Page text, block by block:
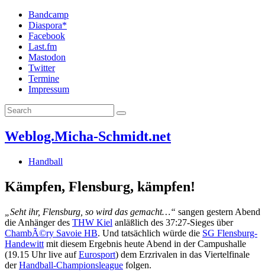
Bandcamp
Diaspora*
Facebook
Last.fm
Mastodon
Twitter
Termine
Impressum
Weblog.Micha-Schmidt.net
Handball
Kämpfen, Flensburg, kämpfen!
„Seht ihr, Flensburg, so wird das gemacht…“ sangen gestern Abend
die Anhänger des THW Kiel anläßlich des 37:27-Sieges über
ChambÃ©ry Savoie HB. Und tatsächlich würde die SG Flensburg-
Handewitt mit diesem Ergebnis heute Abend in der Campushalle
(19.15 Uhr live aufEurosport) dem Erzrivalen in das Viertelfinale
derHandball-Championsleague folgen.